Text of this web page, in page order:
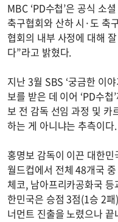
MBC ‘PD수첩’은 공식 소
축구협회와 산하 시·도 축
협회의 내부 사정에 대해
다”라고 밝혔다.
지난 3월 SBS ‘궁금한 이
보를 받은 데 이어 ‘PD수
보 전 감독 선임 과정 및 카
하는 게 아니냐는 추측이다.
홍명보 감독이 이끈 대한
월드컵에서 전체 48개국
체코, 남아프리카공화국
한민국은 승점 3점(1승 2
너먼트 진출을 노렸으나